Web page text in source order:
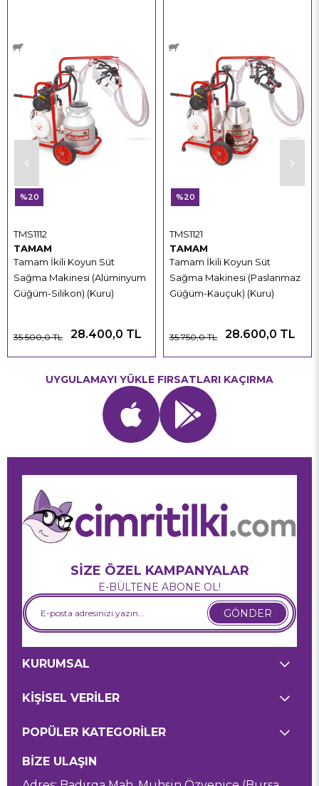
TAMAM
Tamam İkili Koyun Süt
Sağma Makinesi (Alüminyum
Güğüm-Silikon) (Kuru)
TMS1112
28.400,0 TL
35.500,0 TL
%20
TAMAM
Tamam İkili Koyun Süt
Sağma Makinesi (Paslanmaz
Güğüm-Kauçuk) (Kuru)
TMS1121
28.600,0 TL
35.750,0 TL
%20
UYGULAMAYI YÜKLE FIRSATLARI KAÇIRMA
SİZE ÖZEL KAMPANYALAR
E-BÜLTENE ABONE OL!
GÖNDER
KURUMSAL
KİŞİSEL VERİLER
POPÜLER KATEGORİLER
BİZE ULAŞIN